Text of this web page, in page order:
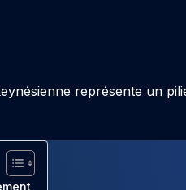
représente un